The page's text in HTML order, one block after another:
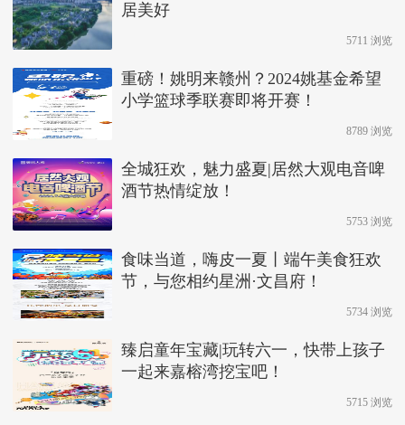
居美好
5711 浏览
重磅！姚明来赣州？2024姚基金希望
小学篮球季联赛即将开赛！
8789 浏览
全城狂欢，魅力盛夏|居然大观电音啤
酒节热情绽放！
5753 浏览
食味当道，嗨皮一夏丨端午美食狂欢
节，与您相约星洲·文昌府！
5734 浏览
臻启童年宝藏|玩转六一，快带上孩子
一起来嘉榕湾挖宝吧！
5715 浏览